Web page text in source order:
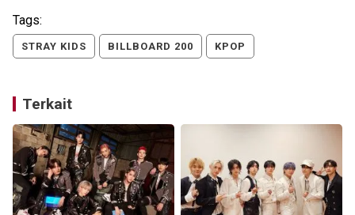
Tags:
STRAY KIDS BILLBOARD 200 KPOP
Terkait